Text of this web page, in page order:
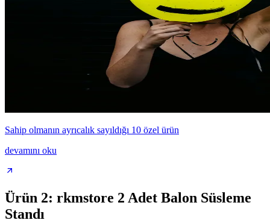
Sahip olmanın ayrıcalık sayıldığı 10 özel ürün
devamını oku
Ürün 2: rkmstore 2 Adet Balon Süsleme
Standı